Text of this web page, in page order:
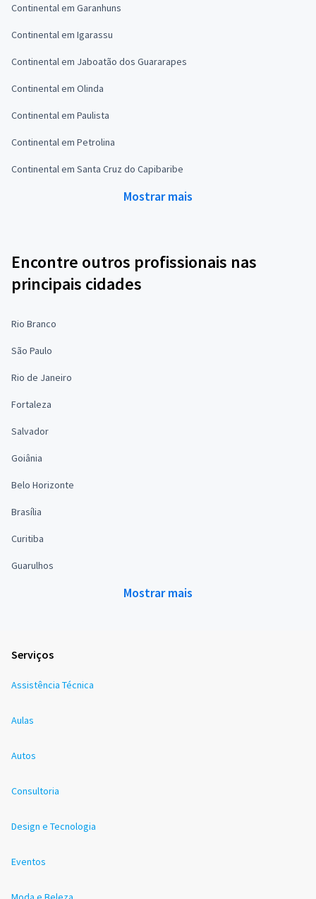
Continental em Garanhuns
Continental em Igarassu
Continental em Jaboatão dos Guararapes
Continental em Olinda
Continental em Paulista
Continental em Petrolina
Continental em Santa Cruz do Capibaribe
Mostrar mais
Encontre outros profissionais nas
principais cidades
Rio Branco
São Paulo
Rio de Janeiro
Fortaleza
Salvador
Goiânia
Belo Horizonte
Brasília
Curitiba
Guarulhos
Mostrar mais
Serviços
Assistência Técnica
Aulas
Autos
Consultoria
Design e Tecnologia
Eventos